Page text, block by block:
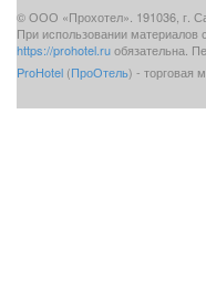
© ООО «Прохотел». 191036, г.
При использовании материалов
https://prohotel.ruобязательна.
ProHotel (ПроОтель) - торговая